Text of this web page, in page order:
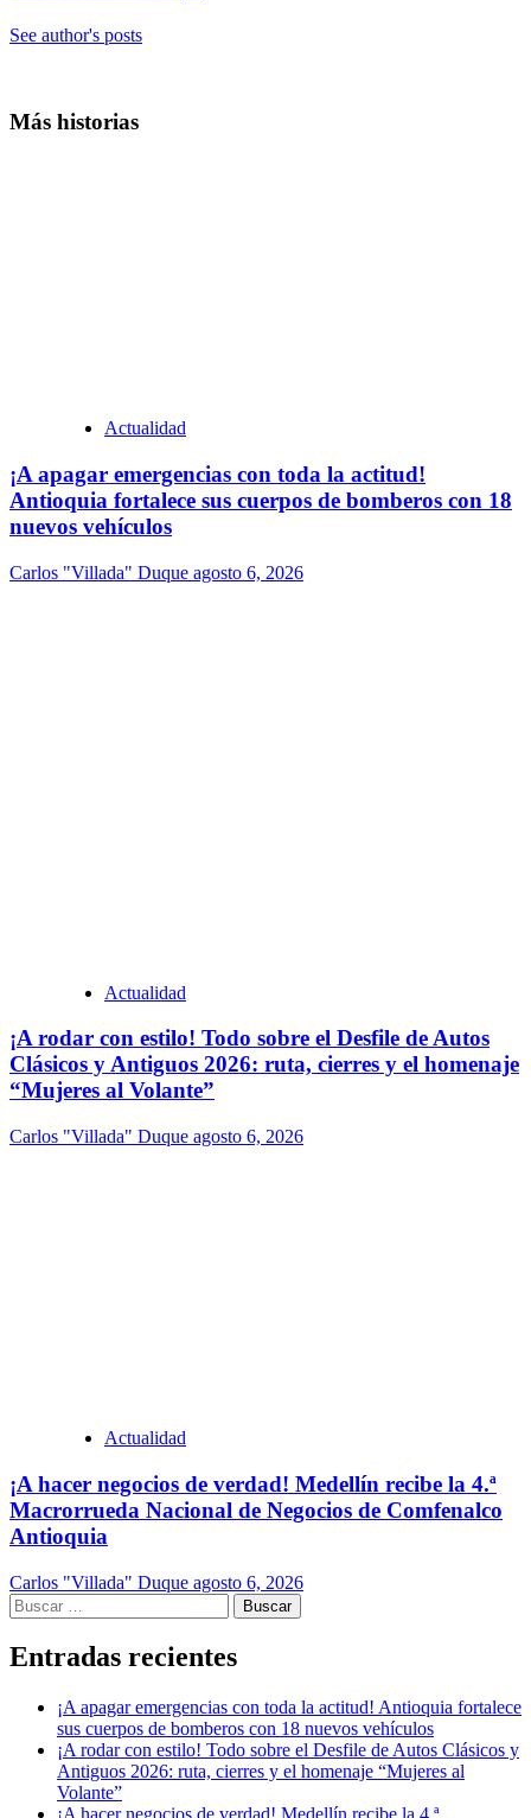
See author's posts
Más historias
Actualidad
¡A apagar emergencias con toda la actitud!
Antioquia fortalece sus cuerpos de bomberos con 18
nuevos vehículos
Carlos "Villada" Duque agosto 6, 2026
Actualidad
¡A rodar con estilo! Todo sobre el Desfile de Autos
Clásicos y Antiguos 2026: ruta, cierres y el homenaje
“Mujeres al Volante”
Carlos "Villada" Duque agosto 6, 2026
Actualidad
¡A hacer negocios de verdad! Medellín recibe la 4.ª
Macrorrueda Nacional de Negocios de Comfenalco
Antioquia
Carlos "Villada" Duque agosto 6, 2026
Buscar:
Entradas recientes
¡A apagar emergencias con toda la actitud! Antioquia fortalece
sus cuerpos de bomberos con 18 nuevos vehículos
¡A rodar con estilo! Todo sobre el Desfile de Autos Clásicos y
Antiguos 2026: ruta, cierres y el homenaje “Mujeres al
Volante”